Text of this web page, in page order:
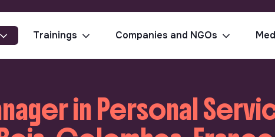
Trainings Companies and NGOs
in Personal